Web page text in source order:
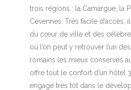
trois régions : la Camargue, la
Cévennes. Très facile d’accès,
du cœur de ville et des
où l’on peut y retrouver l’un
romains les mieux conservés
offre tout le confort d’un hôtel
engagé très tôt dans le